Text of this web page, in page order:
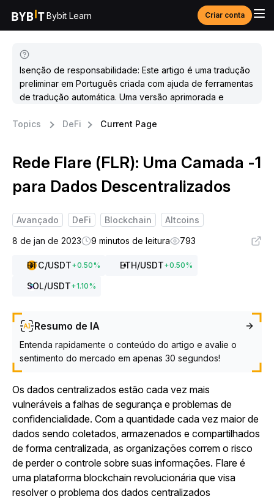
Bybit Learn Criar conta
Isenção de responsabilidade: Este artigo é uma tradução
preliminar em Português criada com ajuda de ferramentas
de tradução automática. Uma versão aprimorada e
Topics
DeFi Current Page
Rede Flare (FLR): Uma Camada -1
para Dados Descentralizados
Avançado DeFi Blockchain
Altcoins
8 de jan de 2023
9 minutos de leitura 793
BTC/USDT+0.50% ETH/USDT+0.50%
SOL/USDT+1.10%
Resumo de IA
Entenda rapidamente o conteúdo do artigo e avalie o
sentimento do mercado em apenas 30 segundos!
Os dados centralizados estão cada vez mais
vulneráveis a falhas de segurança e problemas de
confidencialidade. Com a quantidade cada vez maior de
dados sendo coletados, armazenados e compartilhados
de forma centralizada, as organizações correm o risco
de perder o controle sobre suas informações. Flare é
uma plataforma blockchain revolucionária que visa
resolver o problema dos dados centralizados